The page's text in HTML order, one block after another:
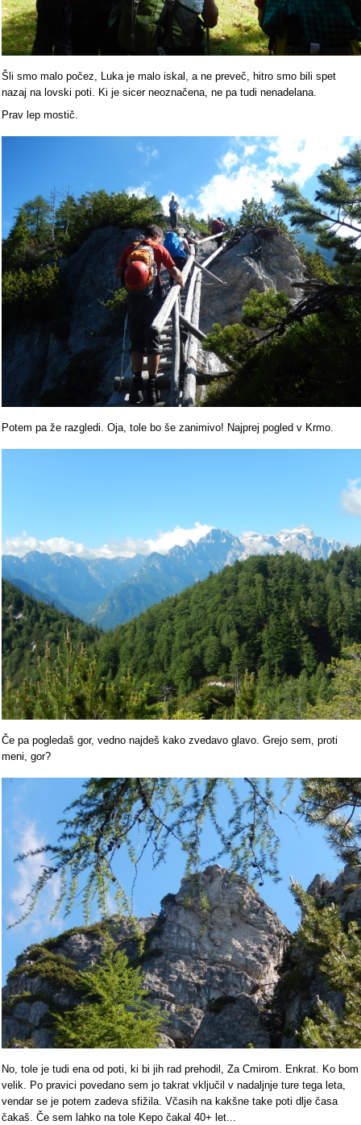
Šli smo malo počez, Luka je malo iskal, a ne preveč, hitro smo bili spet
nazaj na lovski poti. Ki je sicer neoznačena, ne pa tudi nenadelana.
Prav lep mostič.
Potem pa že razgledi. Oja, tole bo še zanimivo! Najprej pogled v Krmo.
Če pa pogledaš gor, vedno najdeš kako zvedavo glavo. Grejo sem, proti
meni, gor?
No, tole je tudi ena od poti, ki bi jih rad prehodil, Za Cmirom. Enkrat. Ko bom
velik. Po pravici povedano sem jo takrat vključil v nadaljnje ture tega leta,
vendar se je potem zadeva sfižila. Včasih na kakšne take poti dlje časa
čakaš. Če sem lahko na tole Kepo čakal 40+ let...